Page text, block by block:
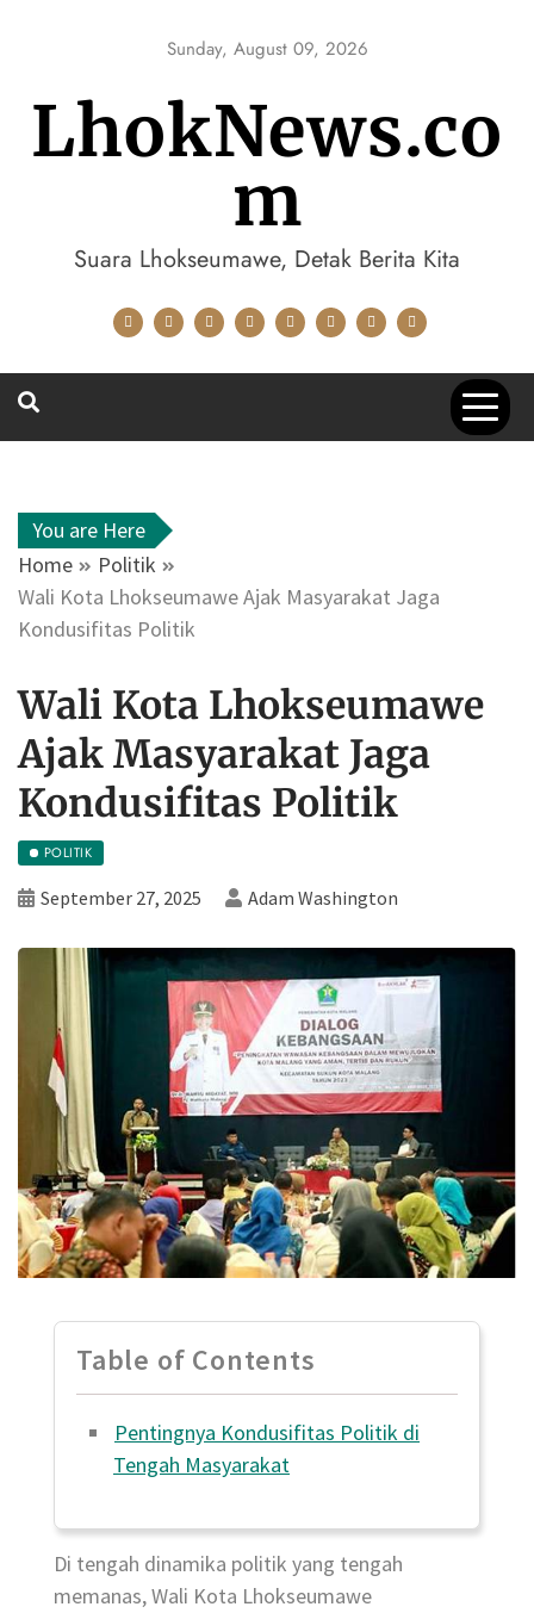
Sunday, August 09, 2026
LhokNews.co
m
Suara Lhokseumawe, Detak Berita Kita
You are Here
Home
Politik
Wali Kota Lhokseumawe Ajak Masyarakat Jaga
Kondusifitas Politik
Wali Kota Lhokseumawe
Ajak Masyarakat Jaga
Kondusifitas Politik
POLITIK
September 27, 2025 Adam Washington
Table of Contents
Pentingnya Kondusifitas Politik di
Tengah Masyarakat
Di tengah dinamika politik yang tengah
memanas, Wali Kota Lhokseumawe